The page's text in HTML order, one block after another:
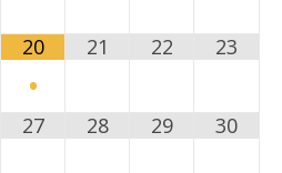
20
•
21 22 23
27 28 29 30